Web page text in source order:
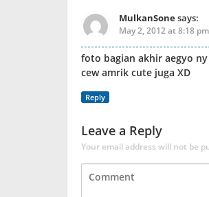
MulkanSonesays:
May 2, 2012 at 8:18 pm
foto bagian akhir aegyo ny
cew amrik cute juga XD
Reply
Leave a Reply
Your email address will not be